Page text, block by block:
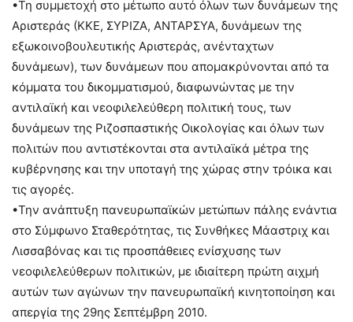
•Τη συμμετοχή στο μέτωπο αυτό όλων των δυνάμεων της
Αριστεράς (ΚΚΕ, ΣΥΡΙΖΑ, ΑΝΤΑΡΣΥΑ, δυνάμεων της
εξωκοινοβουλευτικής Αριστεράς, ανένταχτων
δυνάμεων), των δυνάμεων που απομακρύνονται από τα
κόμματα του δικομματισμού, διαφωνώντας με την
αντιλαϊκή και νεοφιλελεύθερη πολιτική τους, των
δυνάμεων της Ριζοσπαστικής Οικολογίας και όλων των
πολιτών που αντιστέκονται στα αντιλαϊκά μέτρα της
κυβέρνησης και την υποταγή της χώρας στην τρόικα και
τις αγορές.
•Την ανάπτυξη πανευρωπαϊκών μετώπων πάλης ενάντια
στο Σύμφωνο Σταθερότητας, τις Συνθήκες Μάαστριχ και
Λισσαβόνας και τις προσπάθειες ενίσχυσης των
νεοφιλελεύθερων πολιτικών, με ιδιαίτερη πρώτη αιχμή
αυτών των αγώνων την πανευρωπαϊκή κινητοποίηση και
απεργία της 29ης Σεπτέμβρη 2010.